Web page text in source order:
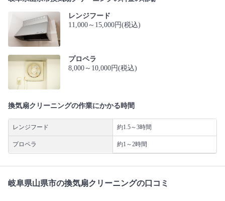
レンジフード
11,000～15,000円(税込)
プロペラ
8,000～10,000円(税込)
換気扇クリーニングの作業にかかる時間
レンジフード 約1.5～3時間
プロペラ 約1～2時間
岐阜県山県市の換気扇クリーニングの口コミ